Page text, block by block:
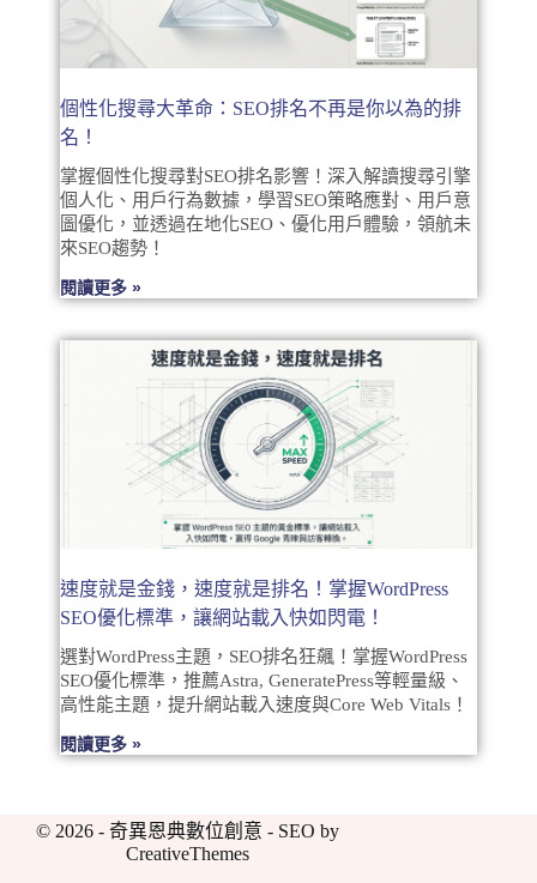
個性化搜尋大革命：SEO排名不再是你以為的排
名！
掌握個性化搜尋對SEO排名影響！深入解讀搜尋引擎
個人化、用戶行為數據，學習SEO策略應對、用戶意
圖優化，並透過在地化SEO、優化用戶體驗，領航未
來SEO趨勢！
閱讀更多 »
速度就是金錢，速度就是排名！掌握WordPress
SEO優化標準，讓網站載入快如閃電！
選對WordPress主題，SEO排名狂飆！掌握WordPress
SEO優化標準，推薦Astra, GeneratePress等輕量級、
高性能主題，提升網站載入速度與Core Web Vitals！
閱讀更多 »
© 2026 - 奇異恩典數位創意 - SEO by
CreativeThemes